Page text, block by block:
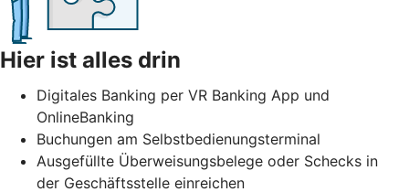
Hier ist alles drin
Digitales Banking per VR Banking App und
OnlineBanking
Buchungen am Selbstbedienungsterminal
Ausgefüllte Überweisungsbelege oder Schecks in
der Geschäftsstelle einreichen